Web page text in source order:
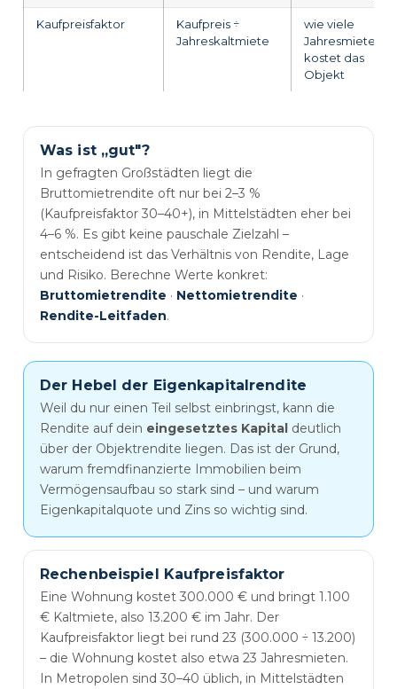
Kaufpreisfaktor
Kaufpreis ÷
Jahreskaltmiete
wie viele
Jahresmieten
kostet das
Objekt
Was ist „gut"?
In gefragten Großstädten liegt die
Bruttomietrendite oft nur bei 2–3 %
(Kaufpreisfaktor 30–40+), in Mittelstädten eher bei
4–6 %. Es gibt keine pauschale Zielzahl –
entscheidend ist das Verhältnis von Rendite, Lage
und Risiko. Berechne Werte konkret:
Bruttomietrendite · Nettomietrendite ·
Rendite-Leitfaden.
Der Hebel der Eigenkapitalrendite
Weil du nur einen Teil selbst einbringst, kann die
Rendite auf dein eingesetztes Kapital deutlich
über der Objektrendite liegen. Das ist der Grund,
warum fremdfinanzierte Immobilien beim
Vermögensaufbau so stark sind – und warum
Eigenkapitalquote und Zins so wichtig sind.
Rechenbeispiel Kaufpreisfaktor
Eine Wohnung kostet 300.000 € und bringt 1.100
€ Kaltmiete, also 13.200 € im Jahr. Der
Kaufpreisfaktor liegt bei rund 23 (300.000 ÷ 13.200)
– die Wohnung kostet also etwa 23 Jahresmieten.
In Metropolen sind 30–40 üblich, in Mittelstädten